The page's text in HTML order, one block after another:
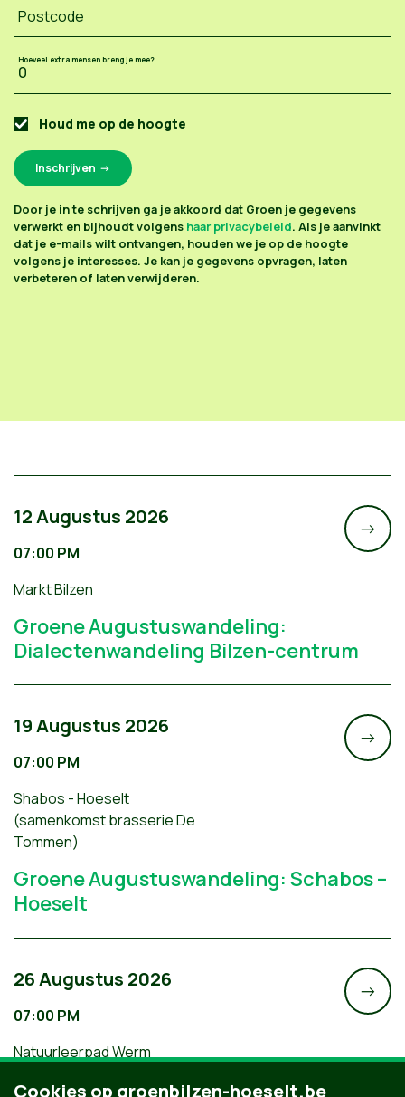
Postcode
Hoeveel extra mensen breng je mee?
Houd me op de hoogte
Door je in te schrijven ga je akkoord dat Groen je gegevens
verwerkt en bijhoudt volgens haar privacybeleid. Als je aanvinkt
dat je e-mails wilt ontvangen, houden we je op de hoogte
volgens je interesses. Je kan je gegevens opvragen, laten
verbeteren of laten verwijderen.
12 Augustus 2026
07:00 PM
Markt Bilzen
Groene Augustuswandeling:
Dialectenwandeling Bilzen-centrum
->
19 Augustus 2026
07:00 PM
Shabos - Hoeselt
(samenkomst brasserie De
Tommen)
Groene Augustuswandeling: Schabos –
Hoeselt
->
26 Augustus 2026
07:00 PM
Natuurleerpad Werm
Groene Augustuswandeling:
->
Cookies op groenbilzen-hoeselt.be